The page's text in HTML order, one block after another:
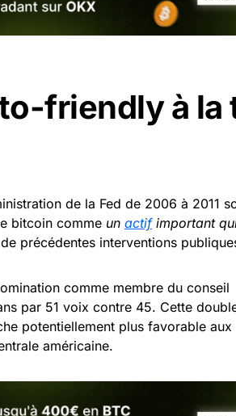
friendly à la
de la Fed de 2006 à 2011
bitcoin comme un actifimportant
précédentes interventions
comme membre du conseil
par 51 voix contre 45. Cette
potentiellement plus favorable aux
américaine.